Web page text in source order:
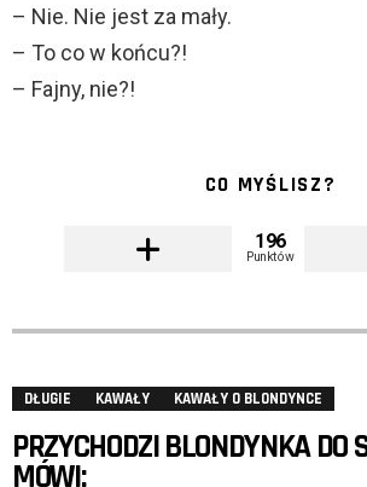
– Nie. Nie jest za mały.
– To co w końcu?!
– Fajny, nie?!
CO MYŚLISZ?
196
Punktów
DŁUGIE KAWAŁY KAWAŁY O BLONDYNCE
PRZYCHODZI BLONDYNKA DO
MÓWI: